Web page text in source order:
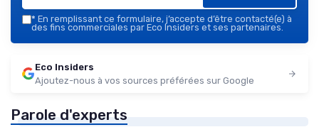
* En remplissant ce formulaire, j’accepte d’être contacté(e) à
des fins commerciales par Eco Insiders et ses partenaires.
Eco Insiders
Ajoutez-nous à vos sources préférées sur Google
Parole d'experts